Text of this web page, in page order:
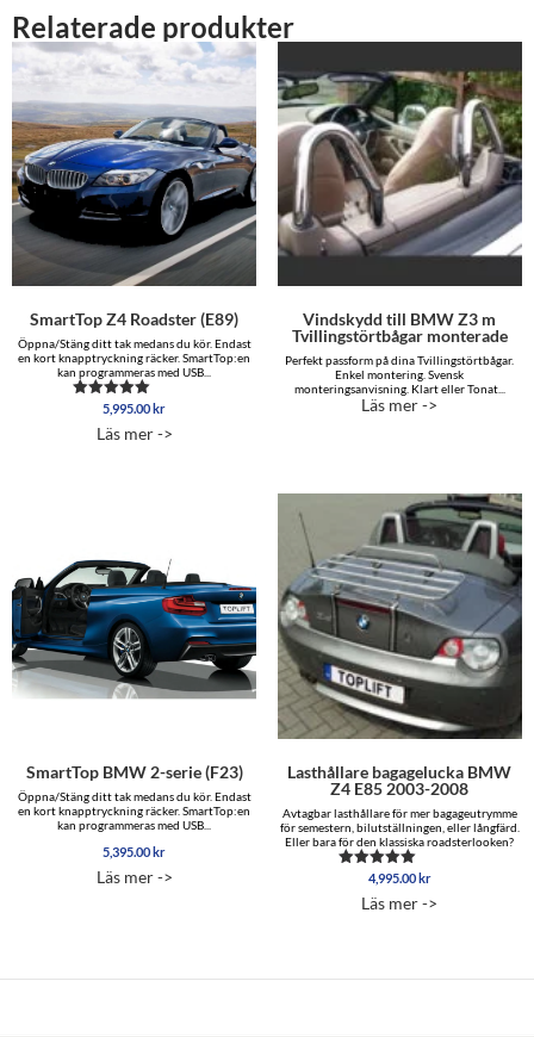
Relaterade produkter
SmartTop Z4 Roadster (E89)
Öppna/Stäng ditt tak medans du kör. Endast
en kort knapptryckning räcker. SmartTop:en
kan programmeras med USB...
Betygsatt
av 5
5,995.00 kr
Läs mer ->
Vindskydd till BMW Z3 m
Tvillingstörtbågar monterade
Perfekt passform på dina Tvillingstörtbågar.
Enkel montering. Svensk
monteringsanvisning. Klart eller Tonat...
Läs mer ->
SmartTop BMW 2-serie (F23)
Öppna/Stäng ditt tak medans du kör. Endast
en kort knapptryckning räcker. SmartTop:en
kan programmeras med USB...
5,395.00kr
Läs mer ->
Lasthållare bagagelucka BMW
Z4 E85 2003-2008
Avtagbar lasthållare för mer bagageutrymme
för semestern, bilutställningen, eller långfärd.
Eller bara för den klassiska roadsterlooken?
Betygsatt
av 5
4,995.00kr
Läs mer ->